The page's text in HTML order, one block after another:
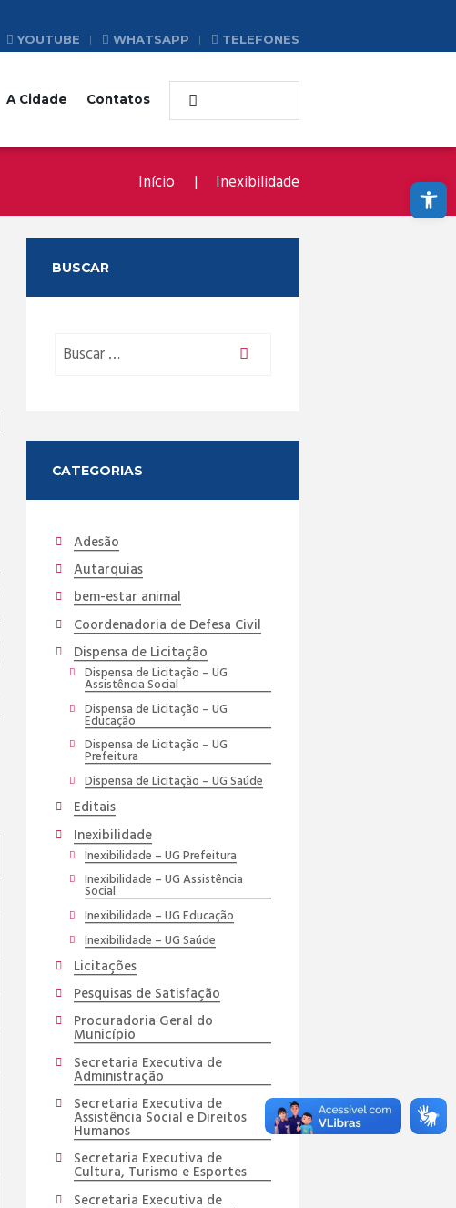
Abrir a barra de ferramentas
YOUTUBE WHATSAPP TELEFONES
A Cidade Contatos
Início Inexibilidade
BUSCAR
CATEGORIAS
Adesão
Autarquias
bem-estar animal
Coordenadoria de Defesa Civil
Dispensa de Licitação
Dispensa de Licitação – UG
Assistência Social
Dispensa de Licitação – UG
Educação
Dispensa de Licitação – UG
Prefeitura
Dispensa de Licitação – UG Saúde
Editais
Inexibilidade
Inexibilidade – UG Prefeitura
Inexibilidade – UG Assistência
Social
Inexibilidade – UG Educação
Inexibilidade – UG Saúde
Licitações
Pesquisas de Satisfação
Procuradoria Geral do
Município
Secretaria Executiva de
Administração
Secretaria Executiva de
Assistência Social e Direitos
Humanos
Secretaria Executiva de
Cultura, Turismo e Esportes
Secretaria Executiva de